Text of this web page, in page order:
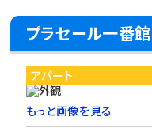
プラセール一番
アパート
もっと画像を見る